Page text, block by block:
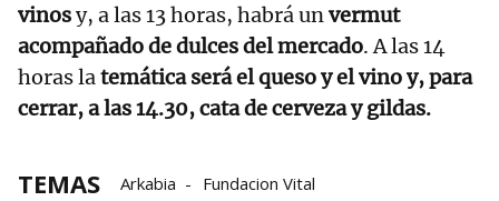
vinosy, a las 13 horas, habrá unvermut
acompañado de dulces del mercado. A las 14
horas latemática será el queso y el vino y, para
cerrar, a las 14.30, cata de cerveza y gildas.
TEMAS Arkabia Fundacion Vital